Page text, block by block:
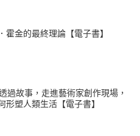
霍金的最終理論【電子書】
過故事，走進藝術家創作現場，
形塑人類生活【電子書】